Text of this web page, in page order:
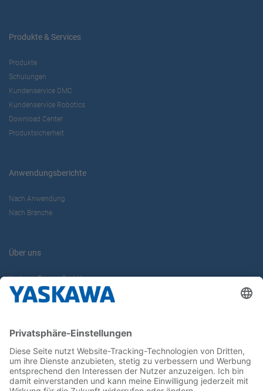
Produkte & Services
Produkte
Schulungen
Kundenservice DMC
Kundenservice Robotics
Download Center
Produktsicherheit
Anwendungsberichte
Nach Anwendung
Nach Branche
Über uns
Yaskawa Europe GmbH
Karriere
Newsletter